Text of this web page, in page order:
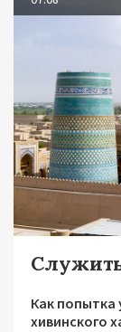
Как попытка
хивинского